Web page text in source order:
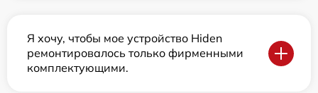
Я хочу, чтобы мое устройство Hiden
ремонтировалось только фирменными
комплектующими.